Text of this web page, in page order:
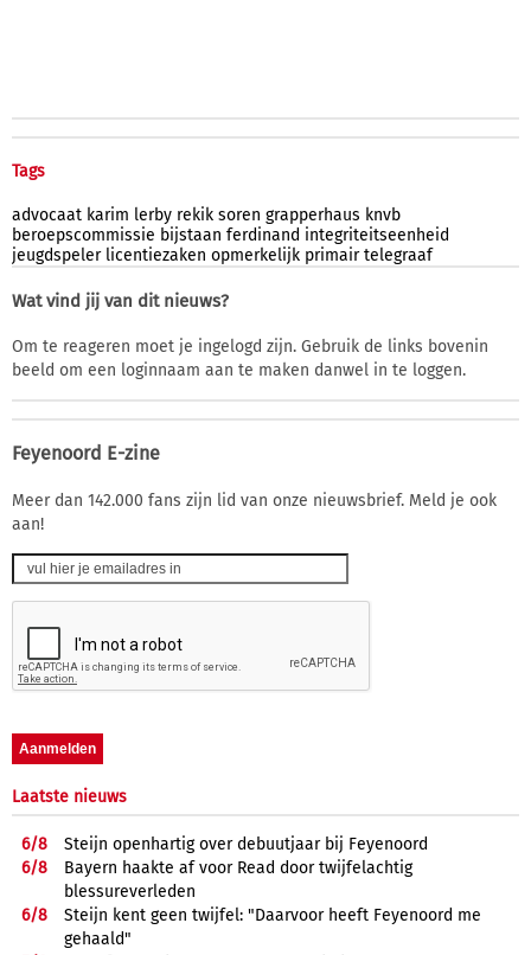
Tags
advocaat karim lerby rekik soren grapperhaus knvb
beroepscommissie bijstaan ferdinand integriteitseenheid
jeugdspeler licentiezaken opmerkelijk primair telegraaf
Wat vind jij van dit nieuws?
Om te reageren moet je ingelogd zijn. Gebruik de links bovenin
beeld om een loginnaam aan te maken danwel in te loggen.
Feyenoord E-zine
Meer dan 142.000 fans zijn lid van onze nieuwsbrief. Meld je ook
aan!
Laatste nieuws
6/8
Steijn openhartig over debuutjaar bij Feyenoord
6/8
Bayern haakte af voor Read door twijfelachtig
blessureverleden
6/8
Steijn kent geen twijfel: "Daarvoor heeft Feyenoord me
gehaald"